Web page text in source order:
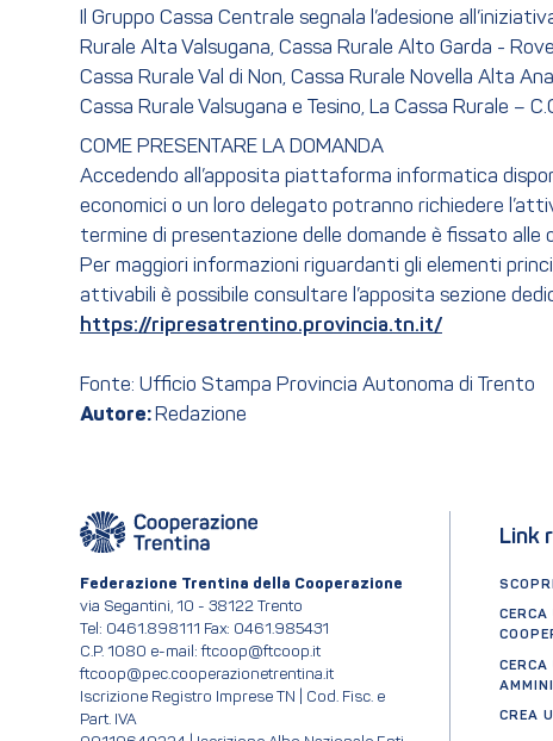
Il Gruppo Cassa Centrale segnala l’adesione
Rurale Alta Valsugana, Cassa Rurale Alto Garda -
Cassa Rurale Val di Non, Cassa Rurale Novella Alta
Cassa Rurale Valsugana e Tesino, La Cassa Rurale –
COME PRESENTARE LA DOMANDA
Accedendo all’apposita piattaforma informatica
economici o un loro delegato potranno richiedere
termine di presentazione delle domande è fissato alle
Per maggiori informazioni riguardanti gli elementi
attivabili è possibile consultare l’apposita sezione
https://ripresatrentino.provincia.tn.it/
Fonte: Ufficio Stampa Provincia Autonoma di Trento
Autore: Redazione
Federazione Trentina della Cooperazione
via Segantini, 10 - 38122 Trento
Tel: 0461.898111 Fax: 0461.985431
C.P. 1080 e-mail: ftcoop@ftcoop.it
ftcoop@pec.cooperazionetrentina.it
Iscrizione Registro Imprese TN | Cod. Fisc. e
Part. IVA
Link
CERCA
CERCA
CREA